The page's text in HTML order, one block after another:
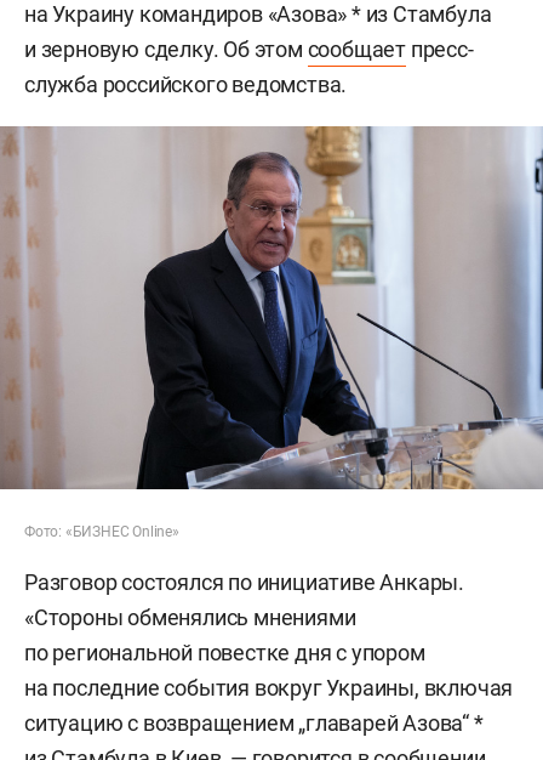
на Украину командиров «Азова» * из Стамбула
и зерновую сделку. Об этом сообщает пресс-
служба российского ведомства.
Фото: «БИЗНЕС Online»
Разговор состоялся по инициативе Анкары.
«Стороны обменялись мнениями
по региональной повестке дня с упором
на последние события вокруг Украины, включая
ситуацию с возвращением „главарей Азова“ *